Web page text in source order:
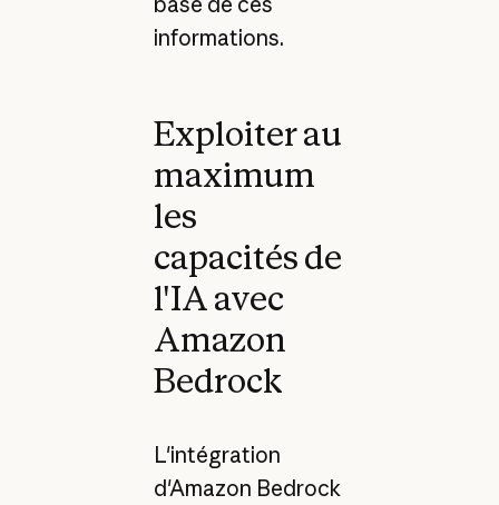
informations.
Exploiter au
maximum
les
capacités de
l'IA avec
Amazon
Bedrock
L'intégration
d'Amazon Bedrock